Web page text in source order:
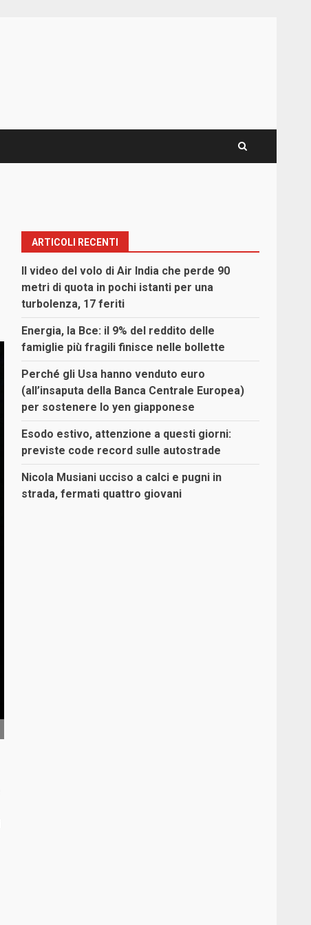
ARTICOLI RECENTI
Il video del volo di Air India che perde 90
metri di quota in pochi istanti per una
turbolenza, 17 feriti
Energia, la Bce: il 9% del reddito delle
famiglie più fragili finisce nelle bollette
Perché gli Usa hanno venduto euro
(all’insaputa della Banca Centrale Europea)
per sostenere lo yen giapponese
Esodo estivo, attenzione a questi giorni:
previste code record sulle autostrade
Nicola Musiani ucciso a calci e pugni in
strada, fermati quattro giovani